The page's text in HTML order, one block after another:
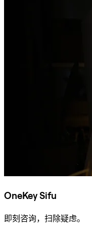
OneKey Sifu
即刻咨询，扫除疑虑。